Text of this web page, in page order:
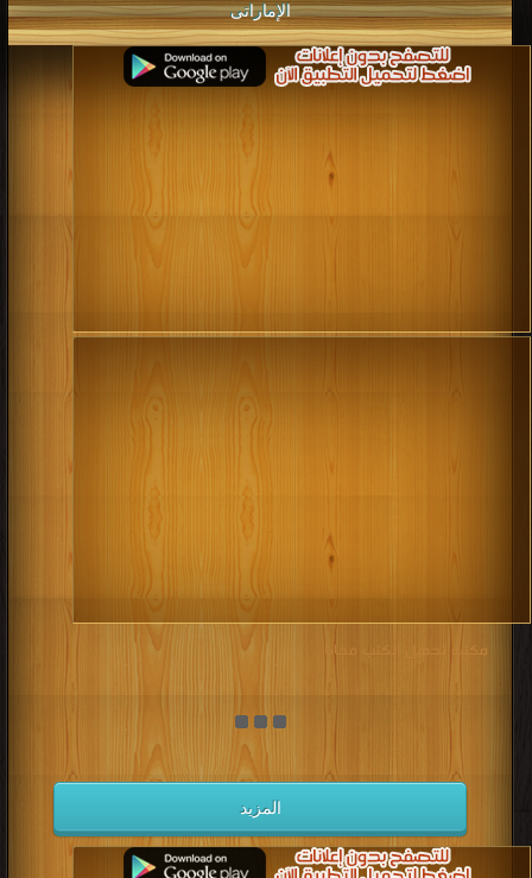
الإماراتى
مكتبة تحميل الكتب مجانا
المزيد